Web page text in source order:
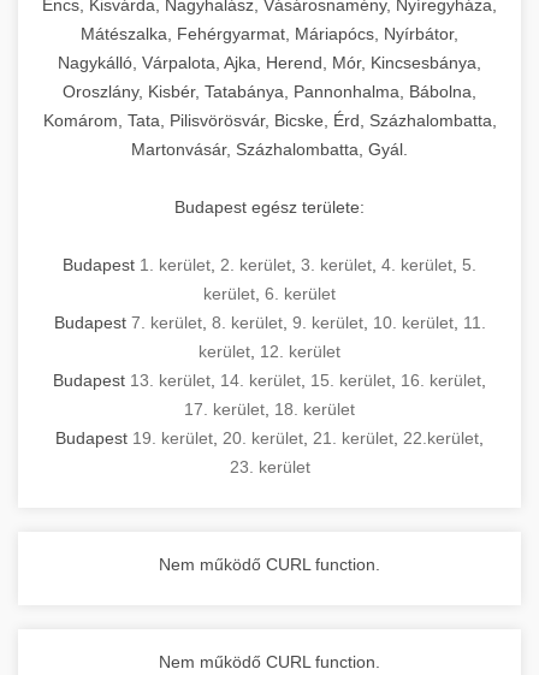
Encs, Kisvárda, Nagyhalász, Vásárosnamény, Nyíregyháza,
Mátészalka, Fehérgyarmat, Máriapócs, Nyírbátor,
Nagykálló, Várpalota, Ajka, Herend, Mór, Kincsesbánya,
Oroszlány, Kisbér, Tatabánya, Pannonhalma, Bábolna,
Komárom, Tata, Pilisvörösvár, Bicske, Érd, Százhalombatta,
Martonvásár, Százhalombatta, Gyál.
Budapest egész területe:
Budapest 1. kerület 2. kerület 3. kerület 4. kerület 5.
kerület 6. kerület
Budapest 7. kerület, 8. kerület, 9. kerület, 10. kerület, 11.
kerület 12. kerület
Budapest 13. kerület 14. kerület 15. kerület 16. kerület
17. kerület 18. kerület
Budapest 19. kerület 20. kerület 21. kerület 22.kerület
23. kerület
Nem működő CURL function.
Nem működő CURL function.